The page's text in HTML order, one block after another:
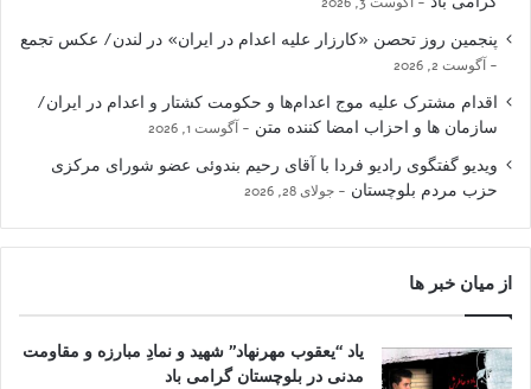
پنجمین روز تحصن «کارزار علیه اعدام در ایران» در لندن/ عکس تجمع
آگوست 2, 2026
اقدام مشترک علیه موج اعدام‌ها و حکومت کشتار و اعدام در ایران/
سازمان ها و احزاب امضا کننده متن
آگوست 1, 2026
ویدیو گفتگوی رادیو فردا با آقای رحیم بندوئی عضو شورای مرکزی
حزب مردم بلوچستان
جولای 28, 2026
از میان خبر ها
یاد “یعقوب مهرنهاد” شهید و نمادِ مبارزه و مقاومت
مدنی در بلوچستان گرامی باد